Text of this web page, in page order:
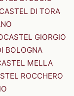
CASTEL DI TORA
CASTEL GIORGIO
BOLOGNA
MELLA
ROCCHERO